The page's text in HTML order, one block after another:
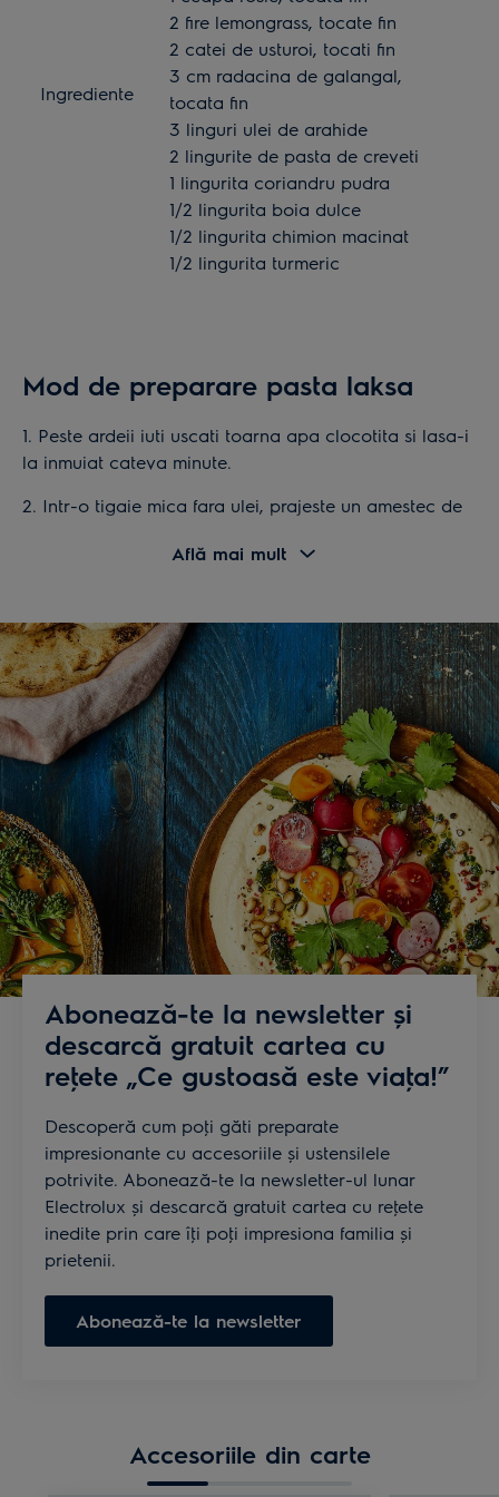
Ingrediente
2 fire lemongrass, tocate fin
2 catei de usturoi, tocati fin
3 cm radacina de galangal,
tocata fin
3 linguri ulei de arahide
2 lingurite de pasta de creveti
1 lingurita coriandru pudra
1/2 lingurita boia dulce
1/2 lingurita chimion macinat
1/2 lingurita turmeric
Mod de preparare pasta laksa
1. Peste ardeii iuti uscati toarna apa clocotita si lasa-i
la inmuiat cateva minute.
2. Intr-o tigaie mica fara ulei, prajeste un amestec de
minute. Amesteca frecvent pentru ca amestecul sa nu
o deoparte sa se raceasca.
3. Adauga in blender toate ingredientele ramase,
amestecul de condimente racit si ardeii iuti tocati fin.
Adauga si uleiul de arahide si paseaza totul bine
pana obtii o pasta omogena.
Pasta are un miros puternic, specific. Se pastreaza la
frigider intr-un borcan inchis ermetic, pana la o
saptamana.
Află mai mult
Abonează-te la newsletter și
descarcă gratuit cartea cu
reţete „Ce gustoasă este viaţa!”
Descoperă cum poţi găti preparate
impresionante cu accesoriile și ustensilele
potrivite. Abonează-te la newsletter-ul lunar
Electrolux și descarcă gratuit cartea cu reţete
inedite prin care îţi poţi impresiona familia și
prietenii.
Abonează-te la newsletter
Accesoriile din carte